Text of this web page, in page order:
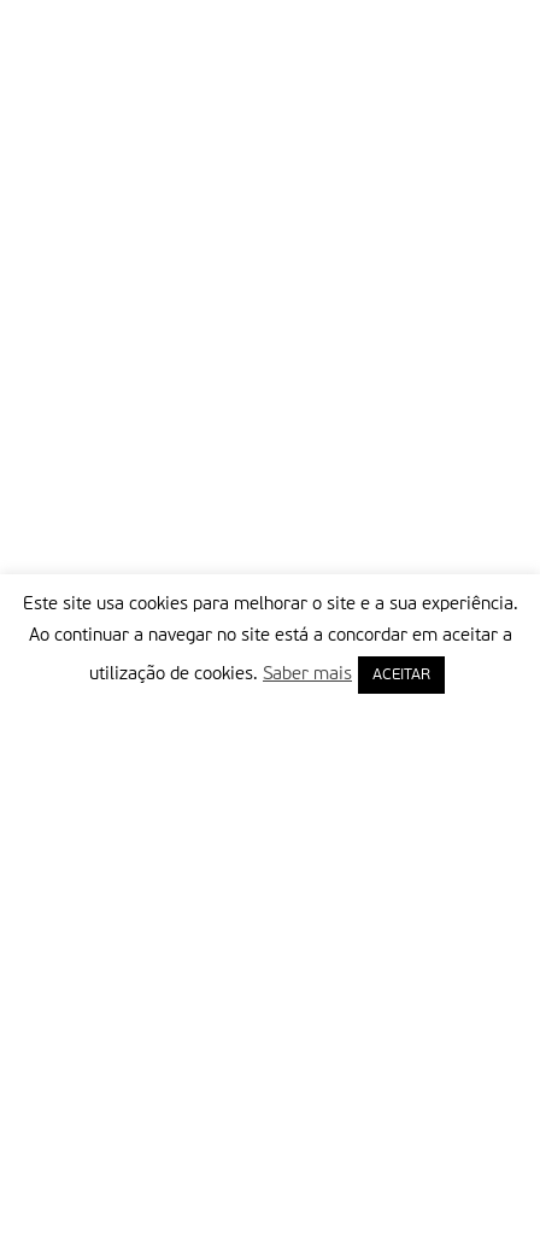
Este site usa cookies para melhorar o site e a sua experiência.
Ao continuar a navegar no site está a concordar em aceitar a
utilização de cookies. Saber mais ACEITAR